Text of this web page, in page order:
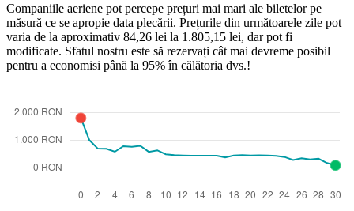
Companiile aeriene pot percepe prețuri mai mari ale biletelor pe
măsură ce se apropie data plecării. Prețurile din următoarele zile pot
varia de la aproximativ 84,26 lei la 1.805,15 lei, dar pot fi
modificate. Sfatul nostru este să rezervați cât mai devreme posibil
pentru a economisi până la 95% în călătoria dvs.!